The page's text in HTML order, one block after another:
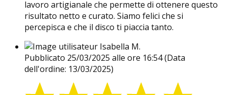
lavoro artigianale che permette di ottenere questo
risultato netto e curato. Siamo felici che si
percepisca e che il disco ti piaccia tanto.
Isabella M.
Pubblicato 25/03/2025 alle ore 16:54(Data
dell'ordine: 13/03/2025)